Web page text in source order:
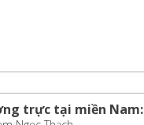
trực tại miền Nam: